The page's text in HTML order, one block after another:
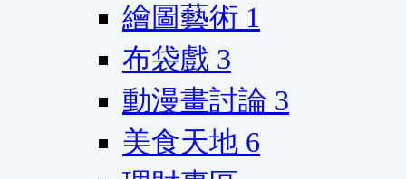
繪圖藝術 1
布袋戲 3
動漫畫討論 3
美食天地 6